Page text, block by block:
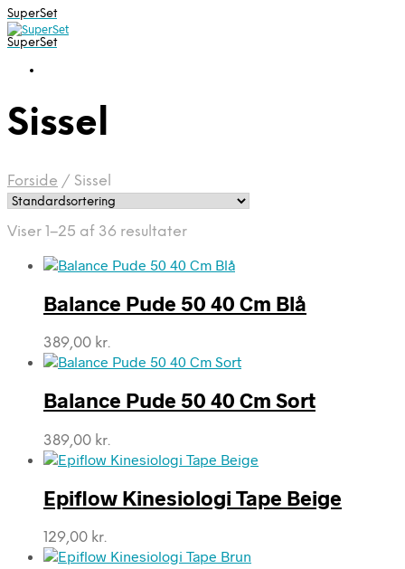
SuperSet
SuperSet
Sissel
Forside / Sissel
Viser 1–25 af 36 resultater
Balance Pude 50 40 Cm Blå
389,00 kr.
Balance Pude 50 40 Cm Sort
389,00 kr.
Epiflow Kinesiologi Tape Beige
129,00 kr.